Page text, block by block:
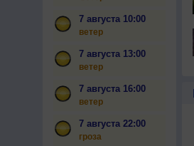
7 августа 10:00
ветер
7 августа 13:00
ветер
7 августа 16:00
ветер
7 августа 22:00
гроза